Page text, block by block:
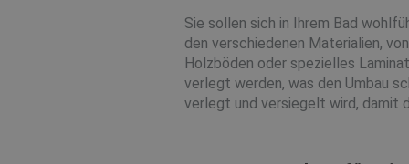
Sie sollen sich in Ihrem Bad
den verschiedenen Materialien,
Holzböden oder spezielles
verlegt werden, was den Umbau
verlegt und versiegelt wird, damit